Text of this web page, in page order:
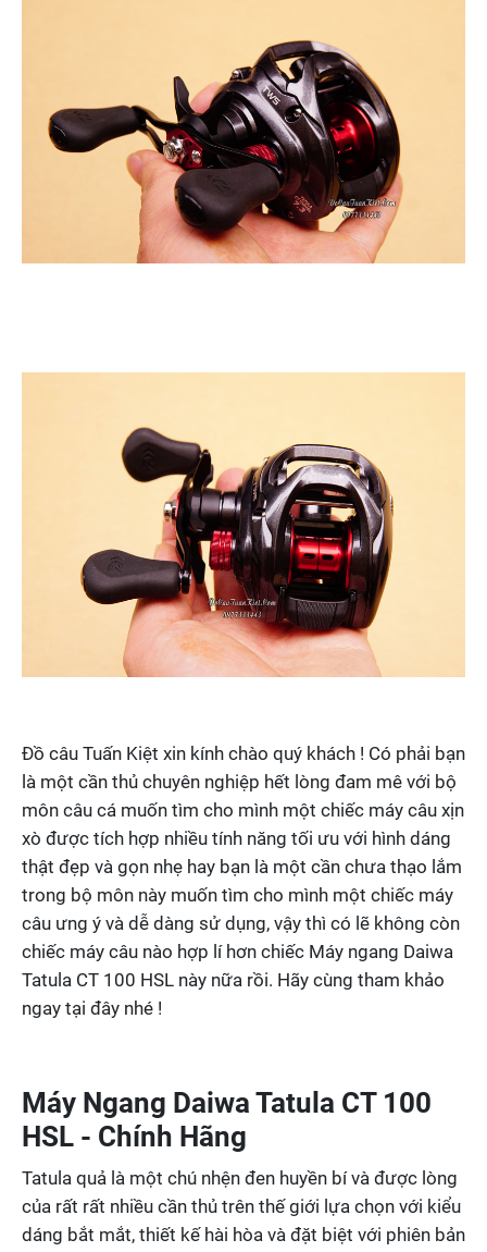
Đồ câu Tuấn Kiệt xin kính chào quý khách ! Có phải bạn
là một cần thủ chuyên nghiệp hết lòng đam mê với bộ
môn câu cá muốn tìm cho mình một chiếc máy câu xịn
xò được tích hợp nhiều tính năng tối ưu với hình dáng
thật đẹp và gọn nhẹ hay bạn là một cần chưa thạo lắm
trong bộ môn này muốn tìm cho mình một chiếc máy
câu ưng ý và dễ dàng sử dụng, vậy thì có lẽ không còn
chiếc máy câu nào hợp lí hơn chiếc Máy ngang Daiwa
Tatula CT 100 HSL này nữa rồi. Hãy cùng tham khảo
ngay tại đây nhé !
Máy Ngang Daiwa Tatula CT 100
HSL - Chính Hãng
Tatula quả là một chú nhện đen huyền bí và được lòng
của rất rất nhiều cần thủ trên thế giới lựa chọn với kiểu
dáng bắt mắt, thiết kế hài hòa và đặt biệt với phiên bản